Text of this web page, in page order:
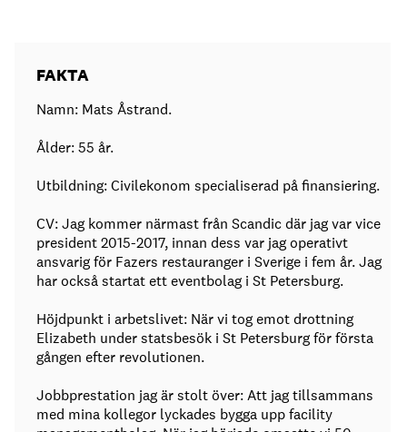
FAKTA
Namn: Mats Åstrand.
Ålder: 55 år.
Utbildning: Civilekonom specialiserad på finansiering.
CV: Jag kommer närmast från Scandic där jag var vice
president 2015-2017, innan dess var jag operativt
ansvarig för Fazers restauranger i Sverige i fem år. Jag
har också startat ett eventbolag i St Petersburg.
Höjdpunkt i arbetslivet: När vi tog emot drottning
Elizabeth under statsbesök i St Petersburg för första
gången efter revolutionen.
Jobbprestation jag är stolt över: Att jag tillsammans
med mina kollegor lyckades bygga upp facility